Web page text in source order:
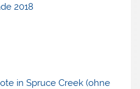
2018
in Spruce Creek (ohne